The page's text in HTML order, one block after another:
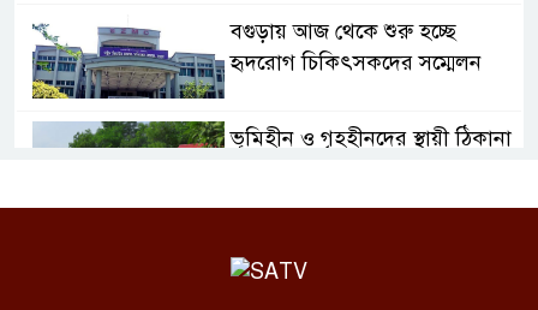
বগুড়ায় আজ থেকে শুরু হচ্ছে
হৃদরোগ চিকিৎসকদের সম্মেলন
ভূমিহীন ও গৃহহীনদের স্থায়ী ঠিকানা
১১দফা দাবীতে ঝালকাঠি জেলা